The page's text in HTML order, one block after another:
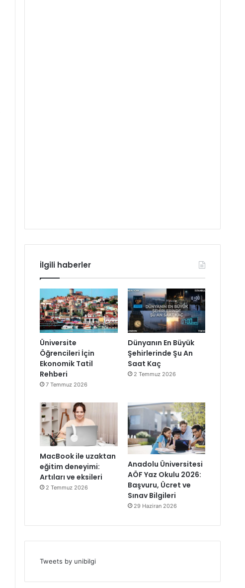
İlgili haberler
Üniversite
Öğrencileri İçin
Ekonomik Tatil
Rehberi
7 Temmuz 2026
Dünyanın En Büyük
Şehirlerinde Şu An
Saat Kaç
2 Temmuz 2026
MacBook ile uzaktan
eğitim deneyimi:
Artıları ve eksileri
2 Temmuz 2026
Anadolu Üniversitesi
AÖF Yaz Okulu 2026:
Başvuru, Ücret ve
Sınav Bilgileri
29 Haziran 2026
Tweets by unibilgi